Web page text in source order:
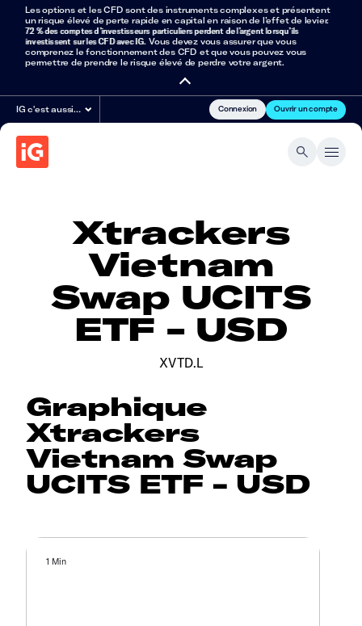
Les options et les CFD sont des instruments complexes et présentent
un risque élevé de perte rapide en capital en raison de l’effet de levier.
72 % des comptes d’investisseurs particuliers perdent de l’argent lorsqu’ils
investissent sur les CFD avec IG. Vous devez vous assurer que vous
comprenez le fonctionnement des CFD et que vous pouvez vous
permettre de prendre le risque élevé de perdre votre argent.
IG c'est aussi… Connexion Ouvrir un compte
Xtrackers
Vietnam
Swap UCITS
ETF - USD
XVTD.L
Graphique
Xtrackers
Vietnam Swap
UCITS ETF - USD
1 Min